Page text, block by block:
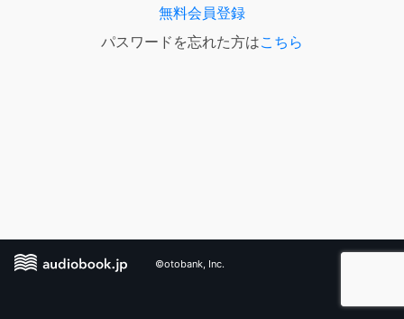
無料会員登録
パスワードを忘れた方はこちら
©otobank, Inc.